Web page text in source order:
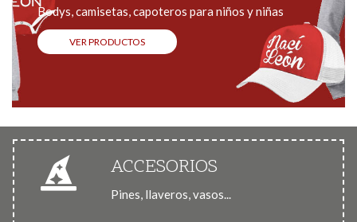
Bodys, camisetas, capoteros para niños y niñas
VER PRODUCTOS
ACCESORIOS
Pines, llaveros, vasos...